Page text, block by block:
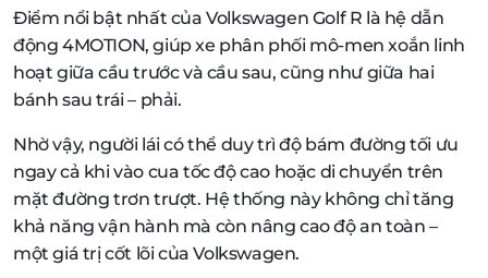
Điểm nổi bật nhất của Volkswagen Golf R là hệ dẫn
động 4MOTION, giúp xe phân phối mô-men xoắn linh
hoạt giữa cầu trước và cầu sau, cũng như giữa hai
bánh sau trái – phải.
Nhờ vậy, người lái có thể duy trì độ bám đường tối ưu
ngay cả khi vào cua tốc độ cao hoặc di chuyển trên
mặt đường trơn trượt. Hệ thống này không chỉ tăng
khả năng vận hành mà còn nâng cao độ an toàn –
một giá trị cốt lõi của Volkswagen.